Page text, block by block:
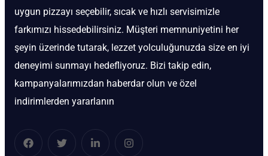
uygun pizzayı seçebilir, sıcak ve hızlı servisimizle
farkımızı hissedebilirsiniz. Müşteri memnuniyetini her
şeyin üzerinde tutarak, lezzet yolculuğunuzda size en iyi
deneyimi sunmayı hedefliyoruz. Bizi takip edin,
kampanyalarımızdan haberdar olun ve özel
indirimlerden yararlanın